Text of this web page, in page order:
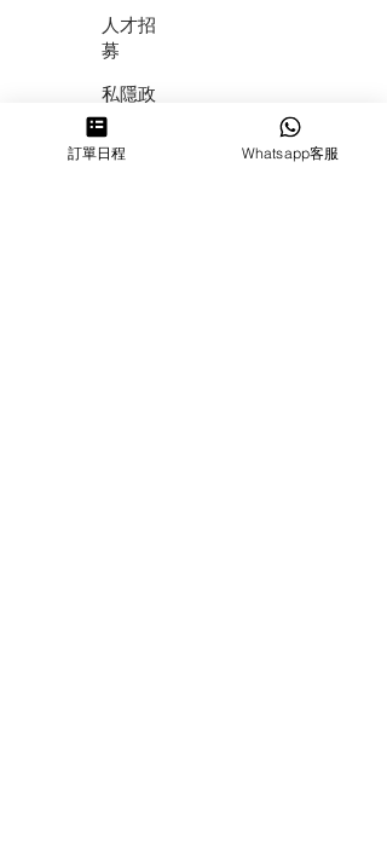
人才招
募
私隱政
策
​積分計
訂單日程 Whatsapp客服